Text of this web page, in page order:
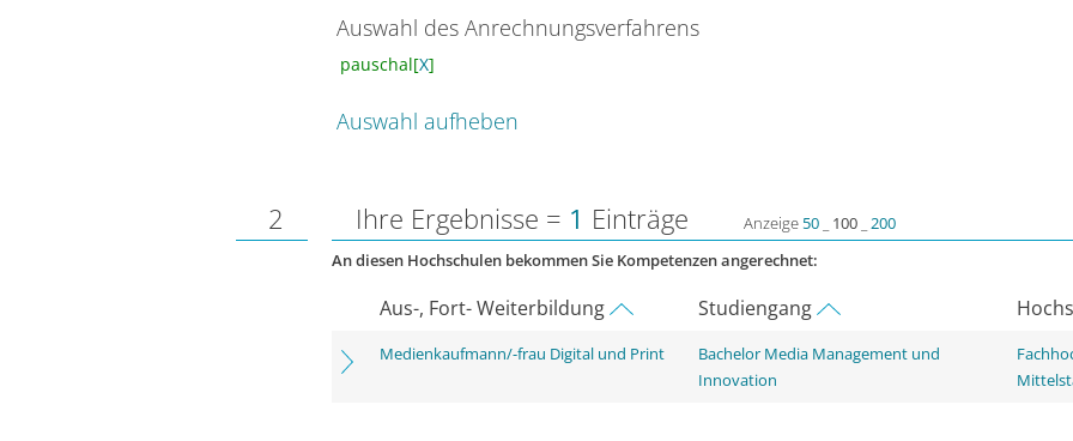
Auswahl des Anrechnungsverfahrens
pauschal[X]
Auswahl aufheben
2 Ihre Ergebnisse = 1 Einträge Anzeige 50 100 200
An diesen Hochschulen bekommen Sie Kompetenzen angerechnet:
Aus-, Fort- Weiterbildung Studiengang
Medienkaufmann/-frau Digital und Print
Bachelor Media Management und
Innovation